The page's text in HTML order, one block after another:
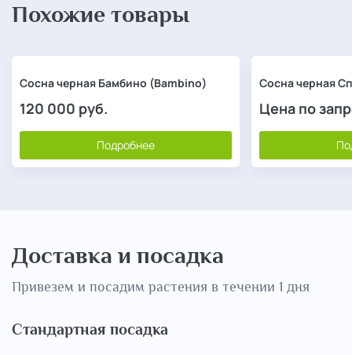
Похожие товары
Сосна черная Бамбино (Bambino)
120 000 руб.
Подробнее
Сосна черная
Цена по
Доставка и посадка
Привезем и посадим растения в течении 1 дня
Стандартная посадка